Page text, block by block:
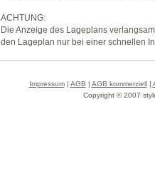
ACHTUNG:
Die Anzeige des Lageplans
den Lageplan nur bei einer schnellen
Impressum| AGB | AGB kommerziell|
Copyright © 2007